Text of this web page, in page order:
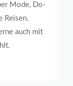
Mode, Do-
Reisen.
auch mit